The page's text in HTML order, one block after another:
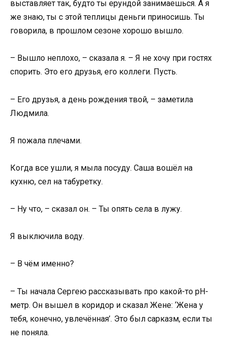
выставляет так, будто ты ерундой занимаешься. А я
же знаю, ты с этой теплицы деньги приносишь. Ты
говорила, в прошлом сезоне хорошо вышло.
– Вышло неплохо, – сказала я. – Я не хочу при гостях
спорить. Это его друзья, его коллеги. Пусть.
– Его друзья, а день рождения твой, – заметила
Людмила.
Я пожала плечами.
Когда все ушли, я мыла посуду. Саша вошёл на
кухню, сел на табуретку.
– Ну что, – сказал он. – Ты опять села в лужу.
Я выключила воду.
– В чём именно?
– Ты начала Сергею рассказывать про какой-то рН-
метр. Он вышел в коридор и сказал Жене: ‘Жена у
тебя, конечно, увлечённая’. Это был сарказм, если ты
не поняла.